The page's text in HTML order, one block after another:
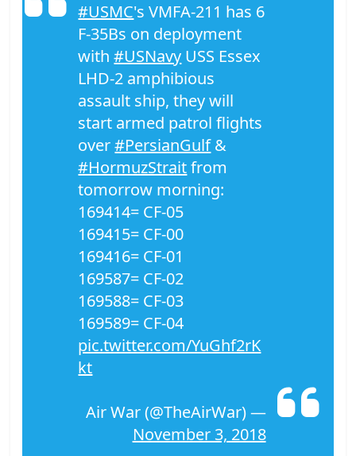
#USMC's VMFA-211 has 6
F-35Bs on deployment
with#USNavy USS Essex
LHD-2 amphibious
assault ship, they will
start armed patrol flights
over#PersianGulf&
#HormuzStraitfrom
tomorrow morning:
169414= CF-05
169415= CF-00
169416= CF-01
169587= CF-02
169588= CF-03
169589= CF-04
pic.twitter.com/YuGhf2rK
kt
— Air War (@TheAirWar)
November 3, 2018